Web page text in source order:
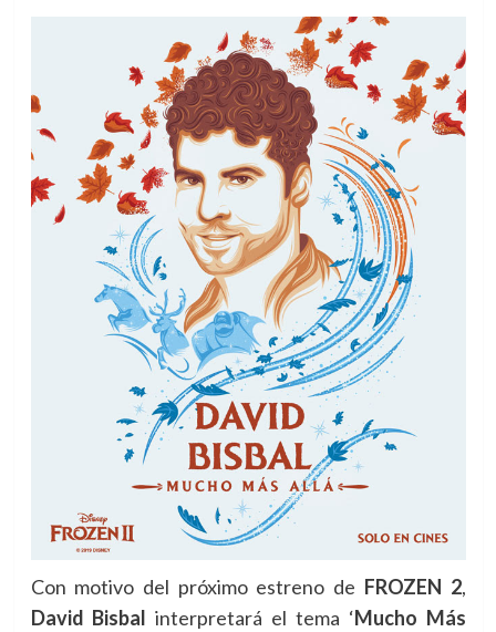
Con motivo del próximo estreno de FROZEN 2,
David Bisbal interpretará el tema ‘Mucho Más